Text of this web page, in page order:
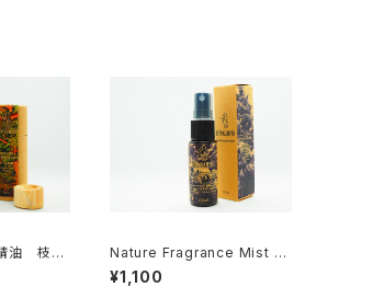
油 枝
Nature Fragrance Mist ～
Winter Blend～ 20ml
¥1,100